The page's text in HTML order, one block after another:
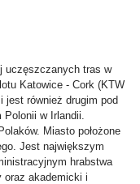
uczęszczanych tras w
Katowice - Cork (KTW
jest również drugim pod
Polonii w Irlandii.
Miasto położone
Jest największym
hrabstwa
oraz akademicki i